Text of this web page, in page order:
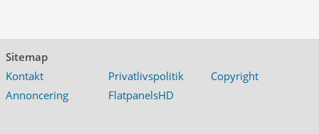
Sitemap
Kontakt
Privatlivspolitik
Copyright
Annoncering
FlatpanelsHD